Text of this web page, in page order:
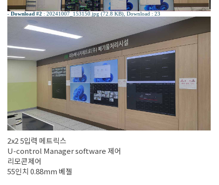
- Download #2 : 20241007_153150.jpg (72.8 KB) , Download : 23
2x2 5입력 메트릭스
U-control Manager software 제어
리모콘제어
55인치 0.88mm 베젤